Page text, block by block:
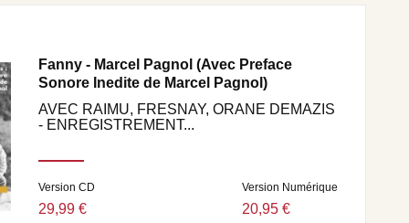
Fanny - Marcel Pagnol (Avec Preface
Sonore Inedite de Marcel Pagnol)
AVEC RAIMU, FRESNAY, ORANE DEMAZIS
- ENREGISTREMENT...
Version CD
29,99 €
Version Numérique
20,95 €